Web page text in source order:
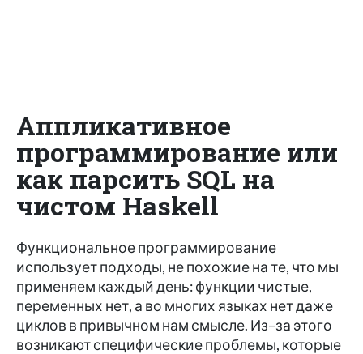
Аппликативное
программирование или
как парсить SQL на
чистом Haskell
Функциональное программирование
использует подходы, не похожие на те, что мы
применяем каждый день: функции чистые,
переменных нет, а во многих языках нет даже
циклов в привычном нам смысле. Из–за этого
возникают специфические проблемы, которые